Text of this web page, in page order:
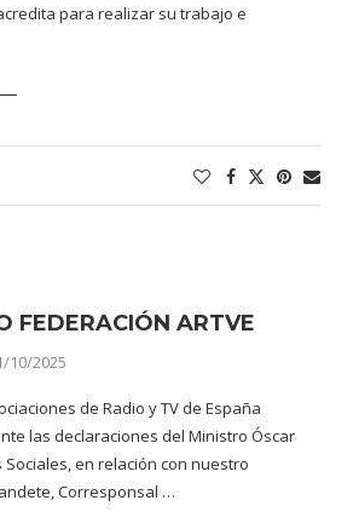
para realizar su trabajo e
FEDERACIÓN ARTVE
10/2025
de Radio y TV de España
las declaraciones del Ministro Óscar
en relación con nuestro
Corresponsal …